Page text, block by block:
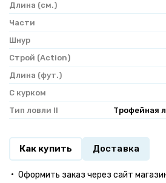
Длина (см.)
Части
Шнур
Строй (Action)
Длина (фут.)
С курком
Тип ловли II
Трофейная
Как купить Доставка
Оформить заказ через сайт